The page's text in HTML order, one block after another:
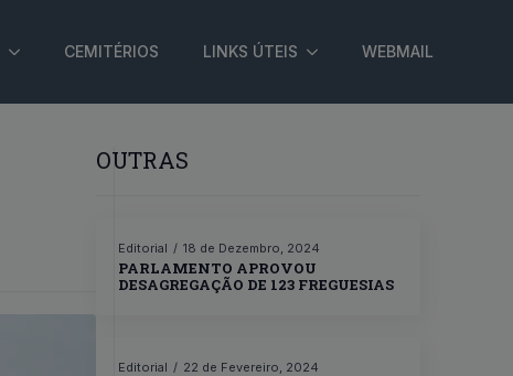
CEMITÉRIOS LINKS ÚTEIS WEBMAIL
OUTRAS
PARLAMENTO APROVOU
DESAGREGAÇÃO DE 123 FREGUESIAS
Editorial 18 de Dezembro, 2024
Editorial 22 de Fevereiro, 2024